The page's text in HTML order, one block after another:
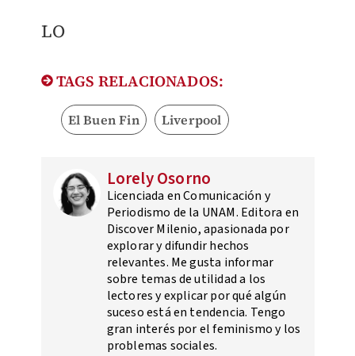
LO
TAGS RELACIONADOS:
El Buen Fin Liverpool
Lorely Osorno
Licenciada en Comunicación y
Periodismo de la UNAM. Editora en
Discover Milenio, apasionada por
explorar y difundir hechos
relevantes. Me gusta informar
sobre temas de utilidad a los
lectores y explicar por qué algún
suceso está en tendencia. Tengo
gran interés por el feminismo y los
problemas sociales.